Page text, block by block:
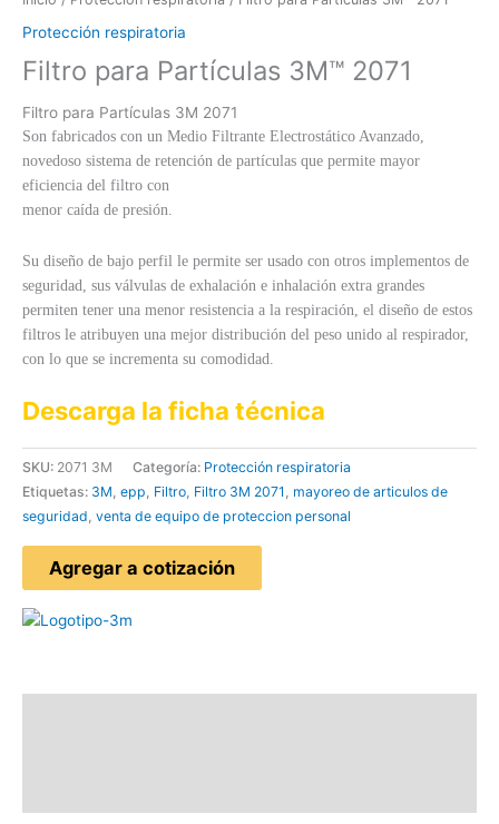
Protección respiratoria
Filtro para Partículas 3M™ 2071
Filtro para Partículas 3M 2071
Son fabricados con un Medio Filtrante Electrostático Avanzado,
novedoso sistema de retención de partículas que permite mayor
eficiencia del filtro con
menor caída de presión.
Su diseño de bajo perfil le permite ser usado con otros implementos de
seguridad, sus válvulas de exhalación e inhalación extra grandes
permiten tener una menor resistencia a la respiración, el diseño de estos
filtros le atribuyen una mejor distribución del peso unido al respirador,
con lo que se incrementa su comodidad.
Descarga la ficha técnica
SKU: 2071 3M Categoría: Protección respiratoria
Etiquetas: 3M, epp, Filtro, Filtro 3M 2071 , mayoreo de articulos de
seguridad, venta de equipo de proteccion personal
Agregar a cotización